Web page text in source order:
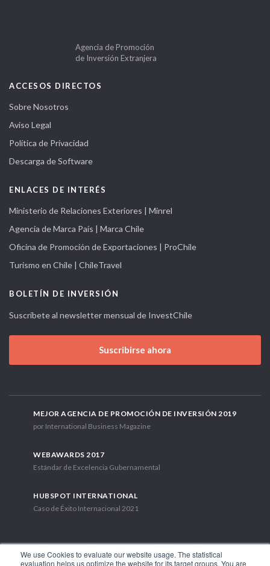
We use Cookies to evaluate our website usage. The statistical
evaluation helps us optimize the website for its target groups. You are
Agencia de Promoción
de Inversión Extranjera
ACCESOS DIRECTOS
Sobre Nosotros
Aviso Legal
Política de Privacidad
Descarga de Software
ENLACES DE INTERÉS
Ministerio de Relaciones Exteriores | Minrel
Agencia de Marca País | Marca Chile
Oficina de Promoción de Exportaciones | ProChile
Turismo en Chile | ChileTravel
BOLETÍN DE INVERSIÓN
Suscríbete al newsletter mensual de InvestChile
Suscribirse ahora
MEJOR AGENCIA DE PROMOCIÓN DE INVERSIÓN 2019
por International Business Magazine
WEBAWARDS 2017
Estándar de Excelencia Gubernamental
HUBSPOT INTERNATIONAL
Caso de Éxito Internacional 2021